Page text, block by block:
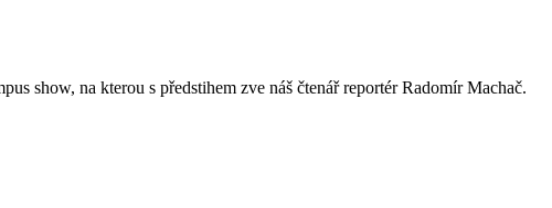
show, na kterou s předstihem zve náš čtenář reportér Radomír Machač.